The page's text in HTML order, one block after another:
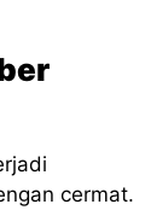
cermat.